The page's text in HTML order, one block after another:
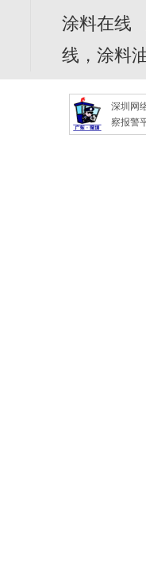
涂料在线
线，涂料
深圳网
察报警